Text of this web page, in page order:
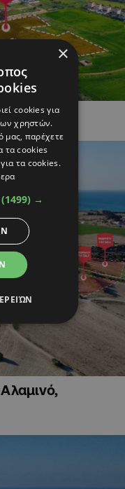
×
cookies για
χρηστών.
μας, παρέχετε
τα cookies
τα cookies.
(1499) →